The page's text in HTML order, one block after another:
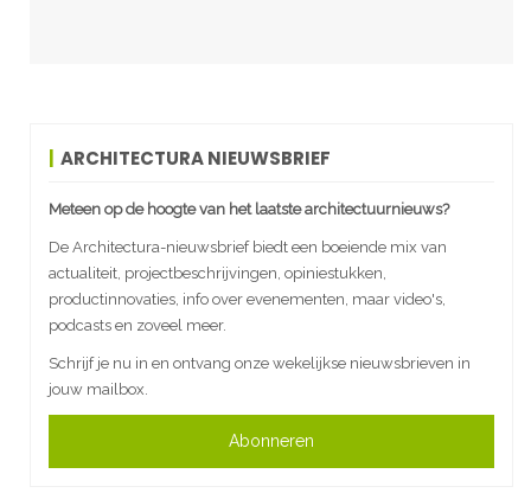
ARCHITECTURA NIEUWSBRIEF
Meteen op de hoogte van het laatste architectuurnieuws?
De Architectura-nieuwsbrief biedt een boeiende mix van
actualiteit, projectbeschrijvingen, opiniestukken,
productinnovaties, info over evenementen, maar video's,
podcasts en zoveel meer.
Schrijf je nu in en ontvang onze wekelijkse nieuwsbrieven in
jouw mailbox.
Abonneren